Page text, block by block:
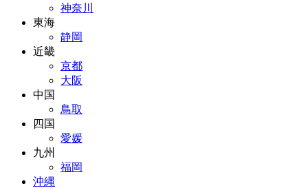
神奈川
東海
静岡
近畿
京都
大阪
中国
鳥取
四国
愛媛
九州
福岡
沖縄